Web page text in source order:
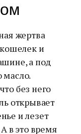
жертва
и
а под
масло.
без него
открывает
и лезет
в это время